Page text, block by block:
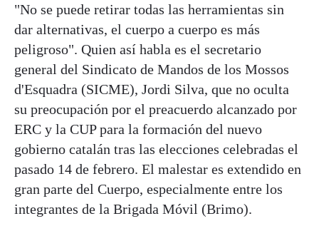
"No se puede retirar todas las herramientas sin
dar alternativas, el cuerpo a cuerpo es más
peligroso". Quien así habla es el secretario
general del Sindicato de Mandos de los Mossos
d'Esquadra (SICME), Jordi Silva, que no oculta
su preocupación por el preacuerdo alcanzado por
ERC y la CUP para la formación del nuevo
gobierno catalán tras las elecciones celebradas el
pasado 14 de febrero. El malestar es extendido en
gran parte del Cuerpo, especialmente entre los
integrantes de la Brigada Móvil (Brimo).